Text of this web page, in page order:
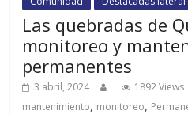
Las quebradas de
monitoreo y
permanentes
3 abril, 2024 1892 Views
mantenimiento, monitoreo,